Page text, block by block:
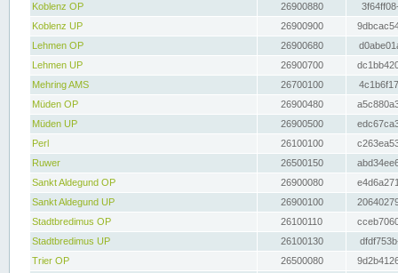
Koblenz OP
26900880
Koblenz UP
26900900
Lehmen OP
26900680
Lehmen UP
26900700
Mehring AMS
26700100
Müden OP
26900480
Müden UP
26900500
Perl
26100100
Ruwer
26500150
Sankt Aldegund OP
26900080
Sankt Aldegund UP
26900100
Stadtbredimus OP
26100110
Stadtbredimus UP
26100130
Trier OP
26500080